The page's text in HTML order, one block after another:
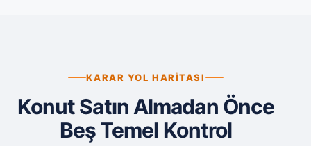
KARAR YOL HARITASI
Konut Satın Almadan Önce
Beş Temel Kontrol